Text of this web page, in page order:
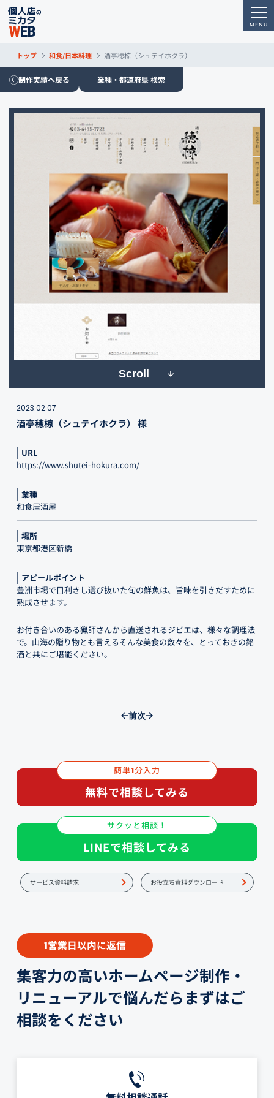
トップ 和食/日本料理 酒亭穂椋（シュテイホクラ）
制作実績へ戻る 業種・都道府県 検索
Scroll
2023.02.07
酒亭穂椋（シュテイホクラ） 様
URL
https://www.shutei-hokura.com/
業種
和食居酒屋
場所
東京都港区新橋
アピールポイント
豊洲市場で目利きし選び抜いた旬の鮮魚は、旨味を引きだすために
熟成させます。
お付き合いのある猟師さんから直送されるジビエは、様々な調理法
で。山海の贈り物とも言えるそんな美食の数々を、とっておきの銘
酒と共にご堪能ください。
前次
簡単1分入力
無料で相談してみる
サクッと相談！
LINEで相談してみる
サービス資料請求 お役立ち資料ダウンロード
1営業日以内に返信
集客力の高いホームページ制作・
リニューアルで悩んだらまずはご
相談をください